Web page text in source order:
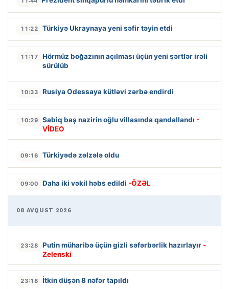
11:22 Türkiyə Ukraynaya yeni səfir təyin etdi
11:17
Hörmüz boğazının açılması üçün yeni şərtlər irəli
sürülüb
10:33 Rusiya Odessaya kütləvi zərbə endirdi
10:29 Sabiq baş nazirin oğlu villasında qandallandı -
VİDEO
09:16 Türkiyədə zəlzələ oldu
09:00 Daha iki vəkil həbs edildi -ÖZƏL
08 AVQUST 2026
23:28 Putin müharibə üçün gizli səfərbərlik hazırlayır -
Zelenski
23:18 İtkin düşən 8 nəfər tapıldı